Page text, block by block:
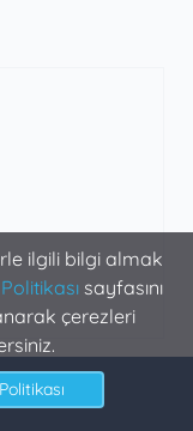
ilgili bilgi almak
sayfasını
çerezleri